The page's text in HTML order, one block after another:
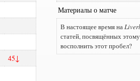
45
Материалы о матче
В настоящее время на
статей, посвящённых
восполнить этот пробел?